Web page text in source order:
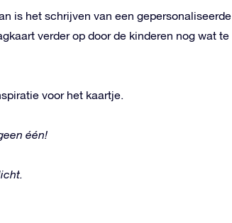
is het schrijven van een gepersonaliseerde
verder op door de kinderen nog wat te
voor het kaartje.
één!